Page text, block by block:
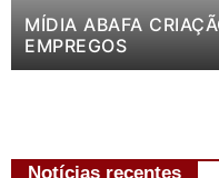
MÍDIA ABAFA
EMPREGOS
Notícias recentes